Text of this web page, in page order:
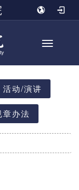
Toggle
活动/演讲
章办法